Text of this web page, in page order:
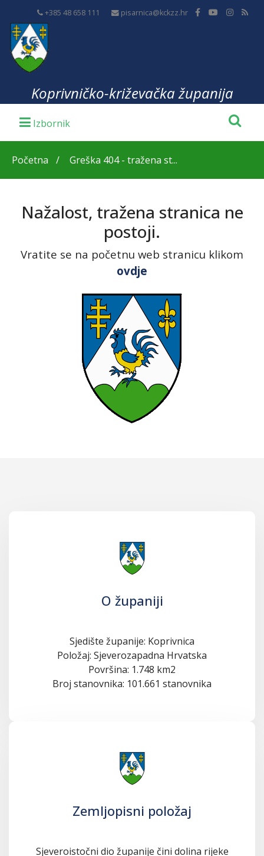
+385 48 658 111 pisarnica@kckzz.hr
Koprivničko-križevačka županija
Početna Greška 404 - tražena st...
Nažalost, tražena stranica ne
postoji.
Vratite se na početnu web stranicu klikom
ovdje
O županiji
Sjedište županije: Koprivnica
Položaj: Sjeverozapadna Hrvatska
Površina: 1.748 km2
Broj stanovnika: 101.661 stanovnika
Zemljopisni položaj
Sjeveroistočni dio županije čini dolina rijeke